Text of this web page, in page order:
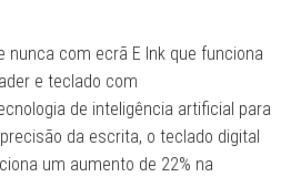
nunca com ecrã E Ink que funciona
e teclado com
de inteligência artificial para
da escrita, o teclado digital
um aumento de 22% na